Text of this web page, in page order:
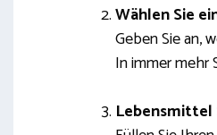
Wählen Sie
Geben Sie an,
In immer mehr
Lebensmittel